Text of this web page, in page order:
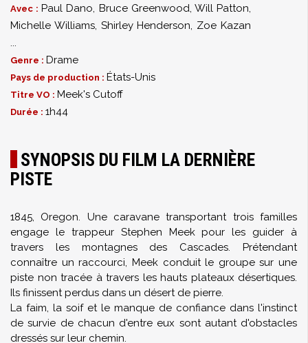
Avec : Paul Dano, Bruce Greenwood, Will Patton,
Michelle Williams, Shirley Henderson, Zoe Kazan
...
Genre : Drame
Pays de production : États-Unis
Titre VO : Meek's Cutoff
Durée : 1h44
SYNOPSIS DU FILM LA DERNIÈRE
PISTE
1845, Oregon. Une caravane transportant trois familles
engage le trappeur Stephen Meek pour les guider à
travers les montagnes des Cascades. Prétendant
connaître un raccourci, Meek conduit le groupe sur une
piste non tracée à travers les hauts plateaux désertiques.
Ils finissent perdus dans un désert de pierre.
La faim, la soif et le manque de confiance dans l'instinct
de survie de chacun d'entre eux sont autant d'obstacles
dressés sur leur chemin.